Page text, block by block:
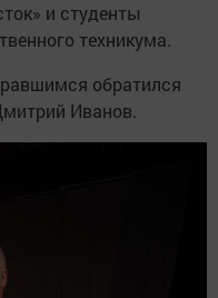
и студенты
техникума.
обратился
Иванов.